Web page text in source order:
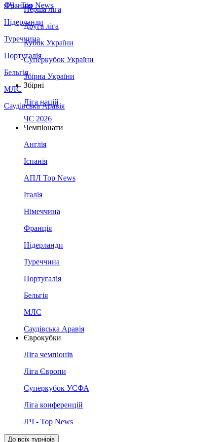
Франція
Нідерланди
Туреччина
Португалія
Бельгія
МЛС
Саудівська Аравія
ЛЧ - Top News
Перша ліга
Друга ліга
Кубок України
Суперкубок України
Збірна України
Збірні
Ліга націй
ЧС 2026
Чемпіонати
Англія
Іспанія
АПЛ Top News
Італія
Німеччина
Франція
Нідерланди
Туреччина
Португалія
Бельгія
МЛС
Саудівська Аравія
Єврокубки
Ліга чемпіонів
Ліга Європи
Суперкубок УЄФА
Ліга конференцій
ЛЧ - Top News
До всіх турнірів